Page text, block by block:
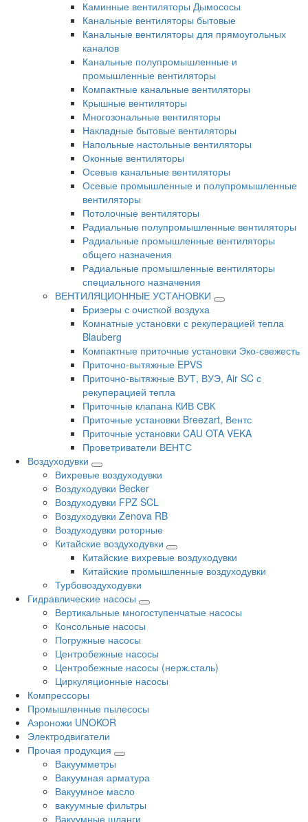
Каминные вентиляторы Дымососы
Канальные вентиляторы бытовые
Канальные вентиляторы для прямоугольных
каналов
Канальные полупромышленные и
промышленные вентиляторы
Компактные канальные вентиляторы
Крышные вентиляторы
Многозональные вентиляторы
Накладные бытовые вентиляторы
Напольные настольные вентиляторы
Оконные вентиляторы
Осевые канальные вентиляторы
Осевые промышленные и полупромышленные
вентиляторы
Потолочные вентиляторы
Радиальные полупромышленные вентиляторы
Радиальные промышленные вентиляторы
общего назначения
Радиальные промышленные вентиляторы
специального назначения
ВЕНТИЛЯЦИОННЫЕ УСТАНОВКИ
Бризеры с очисткой воздуха
Комнатные установки с рекуперацией тепла
Blauberg
Компактные приточные установки Эко-свежесть
Приточно-вытяжные EPVS
Приточно-вытяжные ВУТ, ВУЭ, Air SC с
рекуперацией тепла
Приточные клапана КИВ СВК
Приточные установки Breezart, Вентс
Приточные установки CAU OTA VEKA
Проветриватели ВЕНТС
Воздуходувки
Вихревые воздуходувки
Воздуходувки Becker
Воздуходувки FPZ SCL
Воздуходувки Zenova RB
Воздуходувки роторные
Китайские воздуходувки
Китайские вихревые воздуходувки
Китайские промышленные воздуходувки
Турбовоздуходувки
Гидравлические насосы
Вертикальные многоступенчатые насосы
Консольные насосы
Погружные насосы
Центробежные насосы
Центробежные насосы (нерж.сталь)
Циркуляционные насосы
Компрессоры
Промышленные пылесосы
Аэроножи UNOKOR
Электродвигатели
Прочая продукция
Вакуумметры
Вакуумная арматура
Вакуумное масло
вакуумные фильтры
Вакуумные шланги